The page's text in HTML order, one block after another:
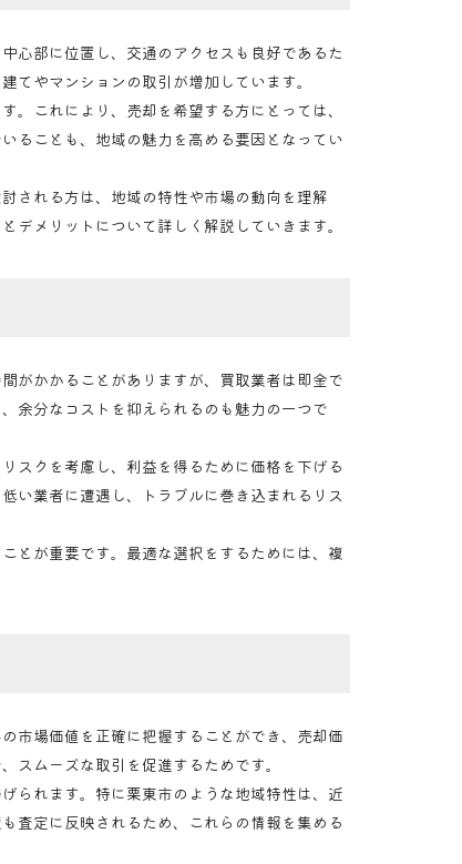
心部に位置し、交通のアクセスも良好であるた
やマンションの取引が増加しています。
これにより、売却を希望する方にとっては、
ることも、地域の魅力を高める要因となってい
される方は、地域の特性や市場の動向を理解
メリットについて詳しく解説していきます。
がかかることがありますが、買取業者は即金で
余分なコストを抑えられるのも魅力の一つで
スクを考慮し、利益を得るために価格を下げる
い業者に遭遇し、トラブルに巻き込まれるリス
とが重要です。最適な選択をするためには、複
市場価値を正確に把握することができ、売却価
ムーズな取引を促進するためです。
られます。特に栗東市のような地域特性は、近
査定に反映されるため、これらの情報を集める